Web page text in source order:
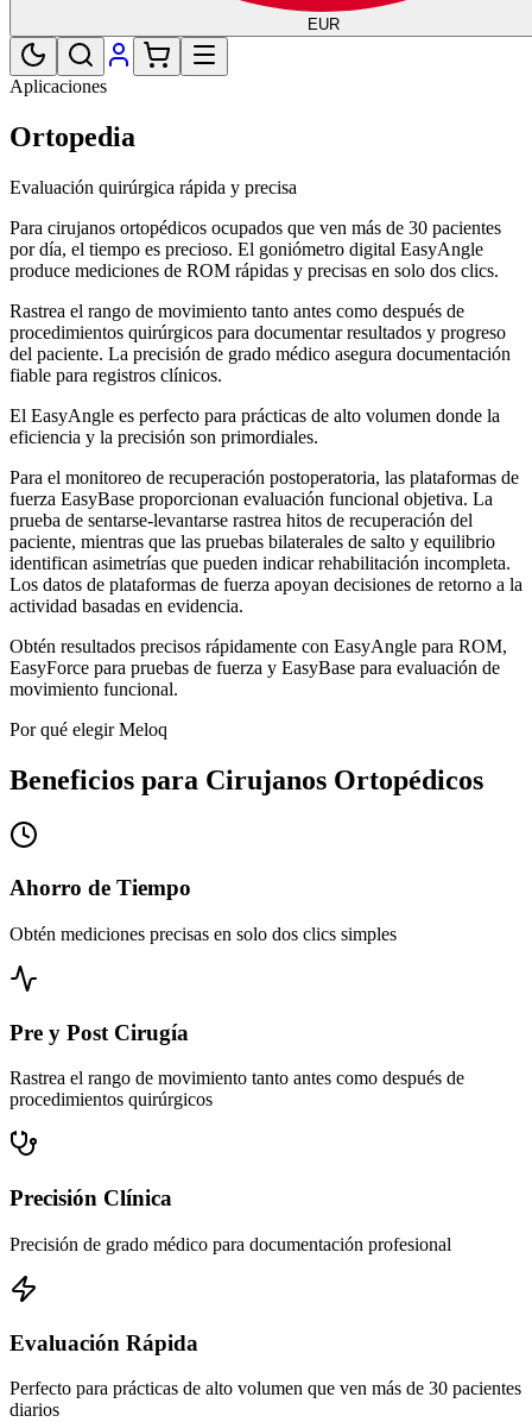
EUR
Aplicaciones
Ortopedia
Evaluación quirúrgica rápida y precisa
Para cirujanos ortopédicos ocupados que ven más de 30 pacientes
por día, el tiempo es precioso. El goniómetro digital EasyAngle
produce mediciones de ROM rápidas y precisas en solo dos clics.
Rastrea el rango de movimiento tanto antes como después de
procedimientos quirúrgicos para documentar resultados y progreso
del paciente. La precisión de grado médico asegura documentación
fiable para registros clínicos.
El EasyAngle es perfecto para prácticas de alto volumen donde la
eficiencia y la precisión son primordiales.
Para el monitoreo de recuperación postoperatoria, las plataformas de
fuerza EasyBase proporcionan evaluación funcional objetiva. La
prueba de sentarse-levantarse rastrea hitos de recuperación del
paciente, mientras que las pruebas bilaterales de salto y equilibrio
identifican asimetrías que pueden indicar rehabilitación incompleta.
Los datos de plataformas de fuerza apoyan decisiones de retorno a la
actividad basadas en evidencia.
Obtén resultados precisos rápidamente con EasyAngle para ROM,
EasyForce para pruebas de fuerza y EasyBase para evaluación de
movimiento funcional.
Por qué elegir Meloq
Beneficios para Cirujanos Ortopédicos
Ahorro de Tiempo
Obtén mediciones precisas en solo dos clics simples
Pre y Post Cirugía
Rastrea el rango de movimiento tanto antes como después de
procedimientos quirúrgicos
Precisión Clínica
Precisión de grado médico para documentación profesional
Evaluación Rápida
Perfecto para prácticas de alto volumen que ven más de 30 pacientes
diarios